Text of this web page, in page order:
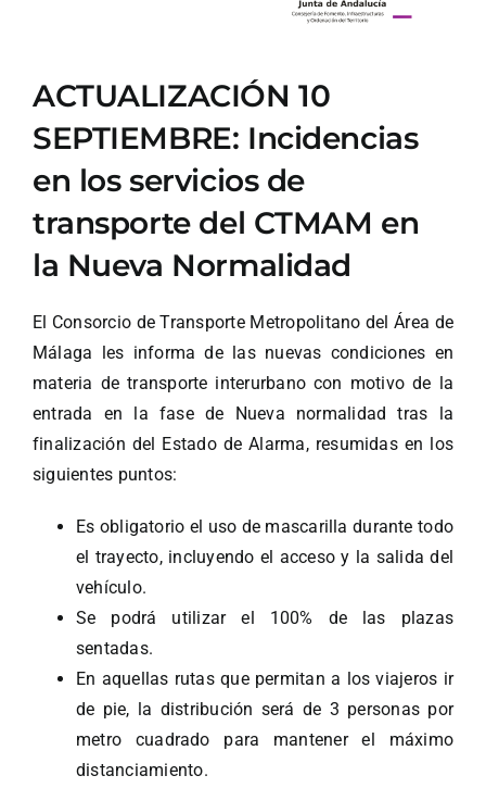
ACTUALIZACIÓN 10
SEPTIEMBRE: Incidencias
en los servicios de
transporte del CTMAM en
la Nueva Normalidad
El Consorcio de Transporte Metropolitano del Área de
Málaga les informa de las nuevas condiciones en
materia de transporte interurbano con motivo de la
entrada en la fase de Nueva normalidad tras la
finalización del Estado de Alarma, resumidas en los
siguientes puntos:
Es obligatorio el uso de mascarilla durante todo
el trayecto, incluyendo el acceso y la salida del
vehículo.
Se podrá utilizar el 100% de las plazas
sentadas.
En aquellas rutas que permitan a los viajeros ir
de pie, la distribución será de 3 personas por
metro cuadrado para mantener el máximo
distanciamiento.